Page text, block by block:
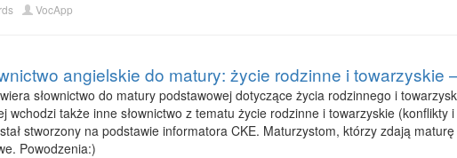
VocApp
angielskie do matury: życie rodzinne i
słownictwo do matury podstawowej dotyczące życia rodzinnego i
wchodzi także inne słownictwo z tematu życie rodzinne i towarzyskie
stworzony na podstawie informatora CKE. Maturzystom, którzy zdają
Powodzenia:)